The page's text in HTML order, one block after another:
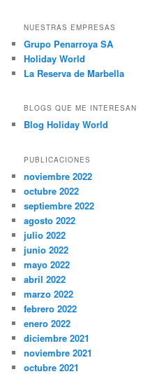
NUESTRAS EMPRESAS
Grupo Penarroya SA
Holiday World
La Reserva de Marbella
BLOGS QUE ME INTERESAN
Blog Holiday World
PUBLICACIONES
noviembre 2022
octubre 2022
septiembre 2022
agosto 2022
julio 2022
junio 2022
mayo 2022
abril 2022
marzo 2022
febrero 2022
enero 2022
diciembre 2021
noviembre 2021
octubre 2021